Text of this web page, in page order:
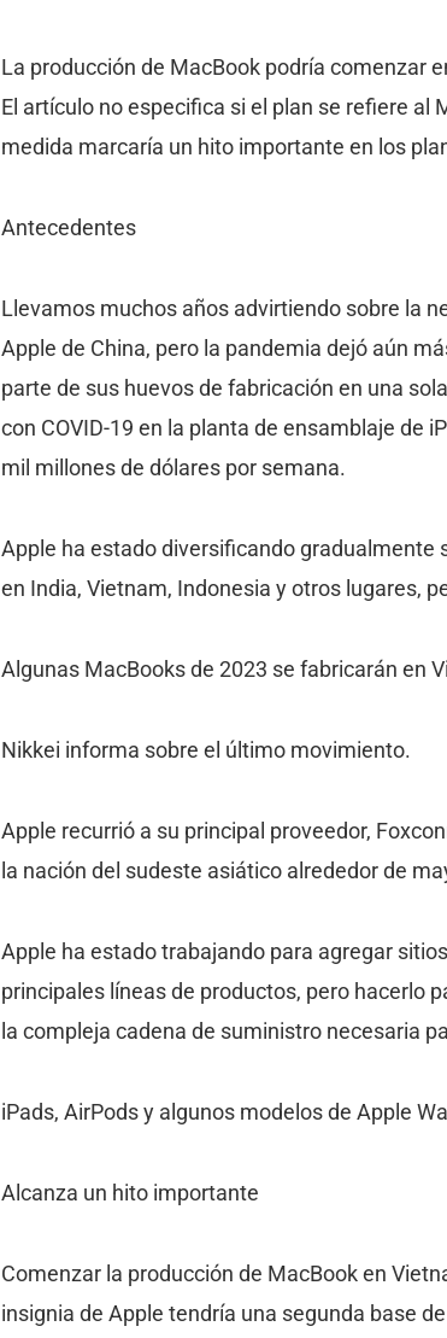
La producción de MacBook podría comenzar
El artículo no especifica si el plan se refiere al
medida marcaría un hito importante en los
Antecedentes
Llevamos muchos años advirtiendo sobre la
Apple de China, pero la pandemia dejó aún
parte de sus huevos de fabricación en una
con COVID-19 en la planta de ensamblaje de
mil millones de dólares por semana.
Apple ha estado diversificando gradualmente
en India, Vietnam, Indonesia y otros lugares,
Algunas MacBooks de 2023 se fabricarán en
Nikkei informa sobre el último movimiento.
Apple recurrió a su principal proveedor,
la nación del sudeste asiático alrededor de
Apple ha estado trabajando para agregar
principales líneas de productos, pero hacerlo
la compleja cadena de suministro necesaria
iPads, AirPods y algunos modelos de Apple
Alcanza un hito importante
Comenzar la producción de MacBook en
insignia de Apple tendría una segunda base